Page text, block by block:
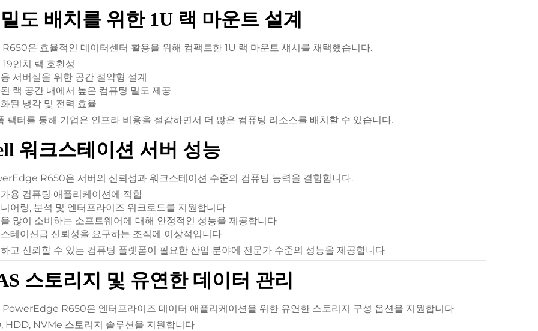
도 배치를 위한 1U 랙 마운트 설계
은 효율적인 데이터센터 활용을 위해 컴팩트한 1U 랙 마운트 섀시를 채택했습니다.
19인치 랙 호환성
서버실을 위한 공간 절약형 설계
랙 공간 내에서 높은 컴퓨팅 밀도 제공
된 냉각 및 전력 효율
팩터를 통해 기업은 인프라 비용을 절감하면서 더 많은 컴퓨팅 리소스를 배치할 수 있습니다.
워크스테이션 서버 성능
R650은 서버의 신뢰성과 워크스테이션 수준의 컴퓨팅 능력을 결합합니다.
용 컴퓨팅 애플리케이션에 적합
어링, 분석 및 엔터프라이즈 워크로드를 지원합니다
많이 소비하는 소프트웨어에 대해 안정적인 성능을 제공합니다
테이션급 신뢰성을 요구하는 조직에 이상적입니다
고 신뢰할 수 있는 컴퓨팅 플랫폼이 필요한 산업 분야에 전문가 수준의 성능을 제공합니다
스토리지 및 유연한 데이터 관리
R650은 엔터프라이즈 데이터 애플리케이션을 위한 유연한 스토리지 구성 옵션을 지원합니다
HDD, NVMe 스토리지 솔루션을 지원합니다